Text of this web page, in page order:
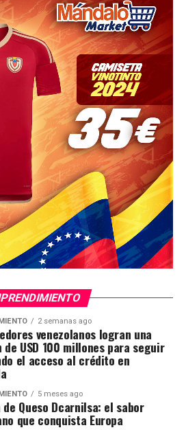
2 semanas ago
venezolanos logran una
de USD 100 millones para seguir
el acceso al crédito en
5 meses ago
de Queso Dcarnilsa: el sabor
que conquista Europa